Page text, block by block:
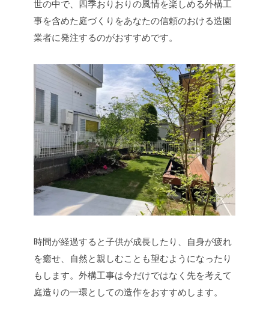
世の中で、四季おりおりの風情を楽しめる外構工
事を含めた庭づくりをあなたの信頼のおける造園
業者に発注するのがおすすめです。
時間が経過すると子供が成長したり、自身が疲れ
を癒せ、自然と親しむことも望むようになったり
もします。外構工事は今だけではなく先を考えて
庭造りの一環としての造作をおすすめします。